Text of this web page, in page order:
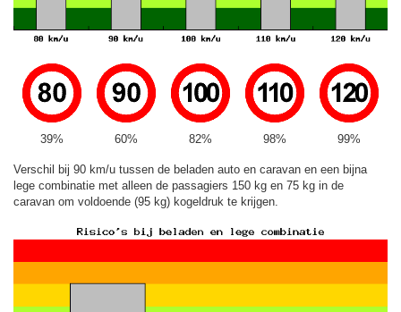
39% 60% 82% 98% 99%
Verschil bij 90 km/u tussen de beladen auto en caravan en een bijna
lege combinatie met alleen de passagiers 150 kg en 75 kg in de
caravan om voldoende (95 kg) kogeldruk te krijgen.